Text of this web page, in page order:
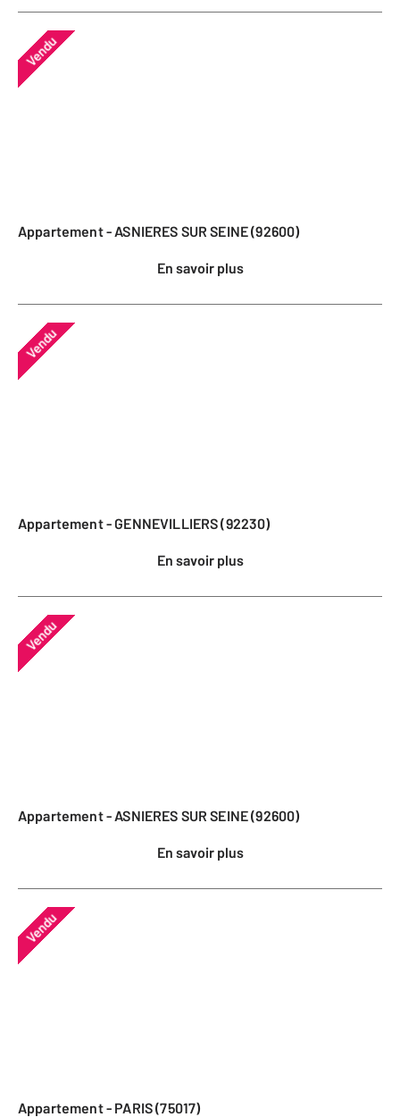
Vendu
Appartement - ASNIERES SUR SEINE (92600)
En savoir plus
Vendu
Appartement - GENNEVILLIERS (92230)
En savoir plus
Vendu
Appartement - ASNIERES SUR SEINE (92600)
En savoir plus
Vendu
Appartement - PARIS (75017)